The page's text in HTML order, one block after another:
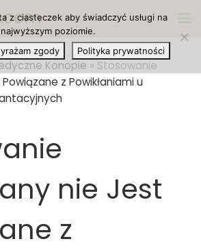
Konopie » Stosowanie
z Powikłaniami u
nie Jest
z
z ciasteczek aby świadczyć usługi na
najwyższym poziomie.
zgody Polityka prywatności